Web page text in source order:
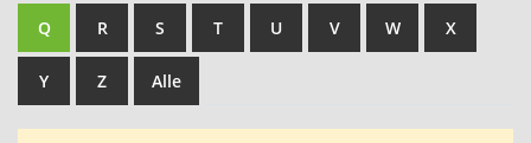
Q R S T U V W X
Y Z Alle